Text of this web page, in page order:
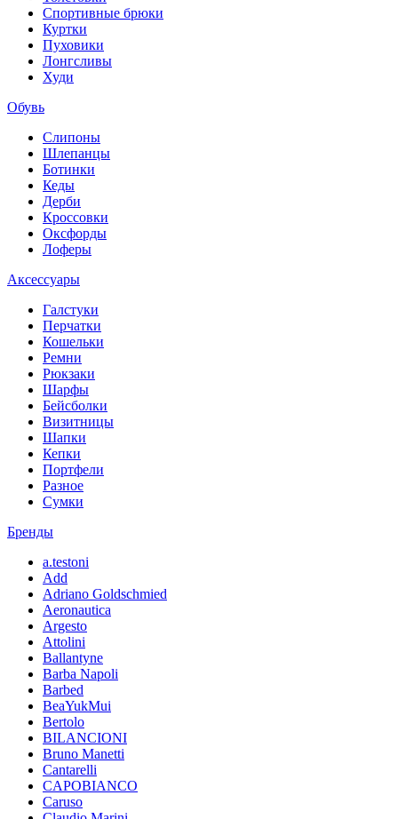
Спортивные брюки
Куртки
Пуховики
Лонгсливы
Худи
Обувь
Слипоны
Шлепанцы
Ботинки
Кеды
Дерби
Кроссовки
Оксфорды
Лоферы
Аксессуары
Галстуки
Перчатки
Кошельки
Ремни
Рюкзаки
Шарфы
Бейсболки
Визитницы
Шапки
Кепки
Портфели
Разное
Сумки
Бренды
a.testoni
Add
Adriano Goldschmied
Aeronautica
Argesto
Attolini
Ballantyne
Barba Napoli
Barbed
BeaYukMui
Bertolo
BILANCIONI
Bruno Manetti
Cantarelli
CAPOBIANCO
Caruso